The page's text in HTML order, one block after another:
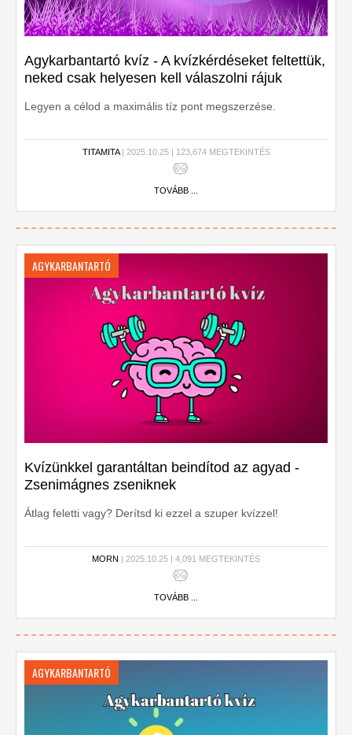
Agykarbantartó kvíz - A kvízkérdéseket feltettük,
neked csak helyesen kell válaszolni rájuk
Legyen a célod a maximális tíz pont megszerzése.
TITAMITA| 2025.10.25 | 123,674 MEGTEKINTÉS
TOVÁBB ...
AGYKARBANTARTÓ
Kvízünkkel garantáltan beindítod az agyad -
Zsenimágnes zseniknek
Átlag feletti vagy? Derítsd ki ezzel a szuper kvízzel!
MORN | 2025.10.25 | 4,091 MEGTEKINTÉS
TOVÁBB ...
AGYKARBANTARTÓ